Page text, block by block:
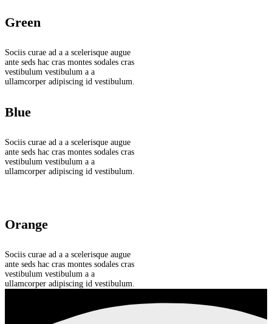
Green
Sociis curae ad a a scelerisque augue
ante seds hac cras montes sodales cras
vestibulum vestibulum a a
ullamcorper adipiscing id vestibulum.
Blue
Sociis curae ad a a scelerisque augue
ante seds hac cras montes sodales cras
vestibulum vestibulum a a
ullamcorper adipiscing id vestibulum.
Orange
Sociis curae ad a a scelerisque augue
ante seds hac cras montes sodales cras
vestibulum vestibulum a a
ullamcorper adipiscing id vestibulum.